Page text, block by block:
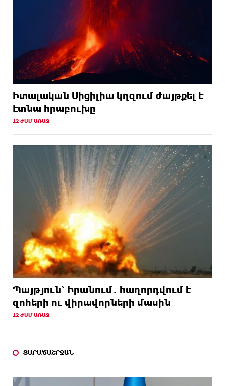
Իտալական Սիցիլիա կղզում ժայթքել է
Էտնա հրաբուխը
12 ԺԱՄ ԱՌԱՋ
Պայթյուն՝ Իրանում․ հաղորդվում է
զոհերի ու վիրավորների մասին
12 ԺԱՄ ԱՌԱՋ
ՏԱՐԱԾԱՇՐՋԱՆ